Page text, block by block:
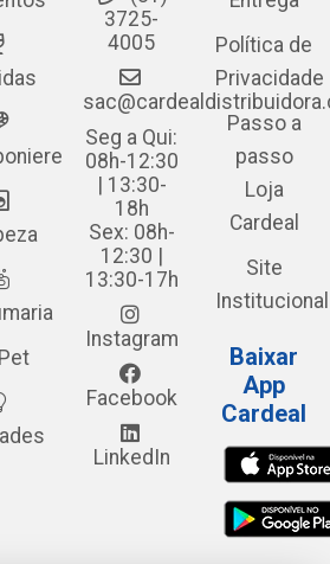
Pet
3725-
4005
Seg a Qui:
08h-12:30
| 13:30-
18h
Sex: 08h-
12:30 |
13:30-17h
Instagram
Facebook
LinkedIn
Política de
Privacidade
Passo a
passo
Loja
Cardeal
Site
Institucional
Baixar
App
Cardeal